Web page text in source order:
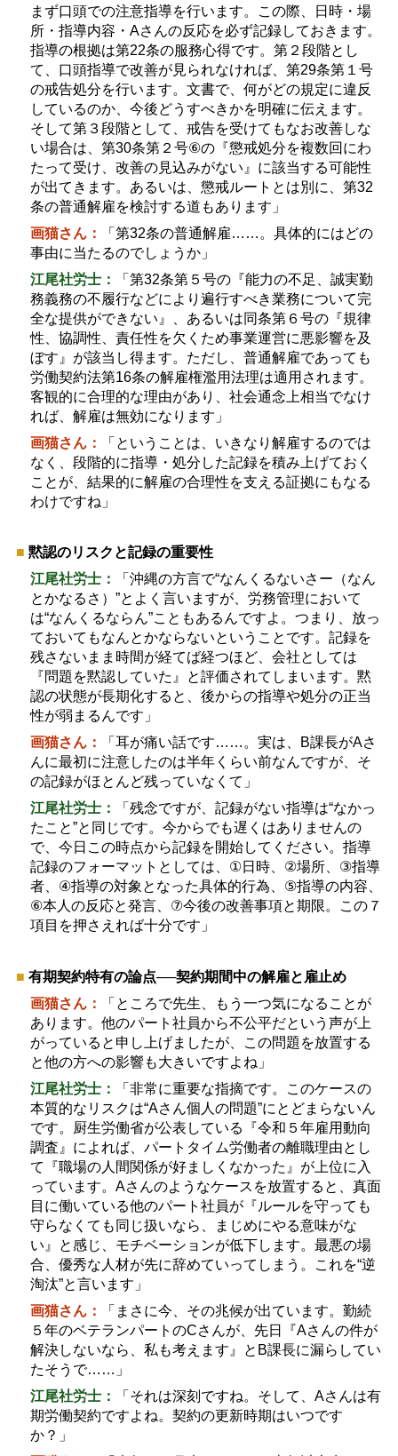
まず口頭での注意指導を行います。この際、日時・場
所・指導内容・ Aさんの反応を必ず記録しておきます。
指導の根拠は第22条の服務心得です。第２段階とし
て、口頭指導で改善が見られなければ、第29条第１号
の戒告処分を行います。文書で、何がどの規定に違反
しているのか、今後どうすべきかを明確に伝えます。
そして第３段階として、戒告を受けてもなお改善しな
い場合は、第30条第２号⑥の『懲戒処分を複数回にわ
たって受け、改善の見込みがない』に該当する可能性
が出てきます。あるいは、懲戒ルートとは別に、第32
条の普通解雇を検討する道もあります」
画猫さん：
「第32条の普通解雇…… 。具体的にはどの
事由に当たるのでしょうか」
江尾社労士：
「第32条第５号の『能力の不足、誠実勤
務義務の不履行などにより遍行すべき業務について完
全な提供ができない』、あるいは同条第６号の『規律
性、協調性、責任性を欠くため事業運営に悪影響を及
ぼす』が該当し得ます。ただし、普通解雇であっても
労働契約法第16条の解雇権濫用法理は適用されます。
客観的に合理的な理由があり、社会通念上相当でなけ
れば、解雇は無効になります」
画猫さん：
「ということは、いきなり解雇するのでは
なく、段階的に指導・処分した記録を積み上げておく
ことが、結果的に解雇の合理性を支える証拠にもなる
わけですね」
■ 黙認のリスクと記録の重要性
江尾社労士：
「沖縄の方言で“なんくるないさー（なん
とかなるさ） ”とよく言いますが、労務管理において
は“なんくるならん”こともあるんですよ。つまり、放っ
ておいてもなんとかならないということです。記録を
残さないまま時間が経てば経つほど、会社としては
『問題を黙認していた』と評価されてしまいます。黙
認の状態が長期化すると、後からの指導や処分の正当
性が弱まるんです」
画猫さん：
「耳が痛い話です…… 。実は、 B課長がAさ
んに最初に注意したのは半年くらい前なんですが、そ
の記録がほとんど残っていなくて」
江尾社労士：
「残念ですが、記録がない指導は“なかっ
たこと”と同じです。今からでも遅くはありませんの
で、今日この時点から記録を開始してください。指導
記録のフォーマットとしては、 ①日時、 ②場所、 ③指導
者、 ④指導の対象となった具体的行為、 ⑤指導の内容、
⑥本人の反応と発言、 ⑦今後の改善事項と期限。この７
項目を押さえれば十分です」
■ 有期契約特有の論点──契約期間中の解雇と雇止め
画猫さん：
「ところで先生、もう一つ気になることが
あります。他のパート社員から不公平だという声が上
がっていると申し上げましたが、この問題を放置する
と他の方への影響も大きいですよね」
江尾社労士：
「非常に重要な指摘です。このケースの
本質的なリスクは“Aさん個人の問題”にとどまらないん
です。厨生労働省が公表している『令和５年雇用動向
調査』によれば、パートタイム労働者の離職理由とし
て『職場の人間関係が好ましくなかった』が上位に入
っています。 Aさんのようなケースを放置すると、真面
目に働いている他のパート社員が『ルールを守っても
守らなくても同じ扱いなら、まじめにやる意味がな
い』と感じ、モチベーションが低下します。最悪の場
合、優秀な人材が先に辞めていってしまう。これを“逆
淘汰”と言います」
画猫さん：
「まさに今、その兆候が出ています。勤続
５年のベテランパートのCさんが、先日『Aさんの件が
解決しないなら、私も考えます』と B課長に漏らしてい
たそうで…… 」
江尾社労士：
「それは深刻ですね。そして、 Aさんは有
期労働契約ですよね。契約の更新時期はいつです
か？」